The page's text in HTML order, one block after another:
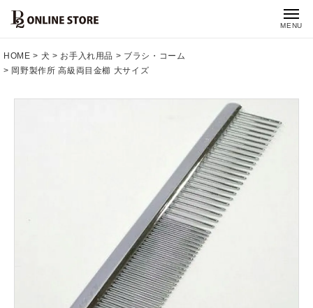
MENU
HOME 犬 お手入れ用品
ブラシ・コーム
岡野製作所 高級両目金櫛 大サイズ